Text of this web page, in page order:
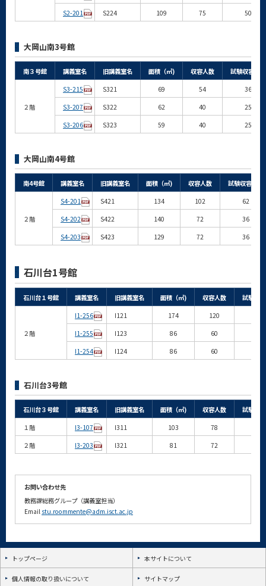
S2-201
S224 109 75 50
大岡山南3号館
南３号館 講義室名 旧講義室名 面積（㎡) 収容人数 試験収容人数
２階
S3-215 S321 69 54
36
S3-207
S322 62 40
25
S3-206
S323 59 40 25
大岡山南4号館
南4号館 講義室名 旧講義室名 面積（㎡) 収容人数 試験収容人数
２階
S4-201 S421 134 102
62
S4-202
S422 140 72
36
S4-203
S423 129 72 36
石川台1号館
石川台１号館 講義室名 旧講義室名 面積（㎡) 収容人数 試験収
２階
I1-256 I121 174 120
I1-255
I123 86 60
I1-254
I124 86 60
石川台3号館
石川台３号館 講義室名 旧講義室名 面積（㎡) 収容人数
試験収
１階
I3-107 I311 103 78
２階
I3-203 I321 81 72
お問い合わせ先
教務課総務グループ（講義室担当）
Email stu.roommente@adm.isct.ac.jp
トップページ 本サイトについて
個人情報の取り扱いについて サイトマップ